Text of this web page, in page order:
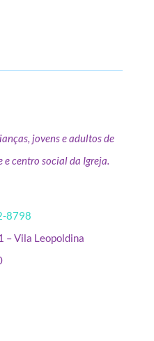
jovens e adultos de
e centro social da Igreja.
8798
– Vila Leopoldina